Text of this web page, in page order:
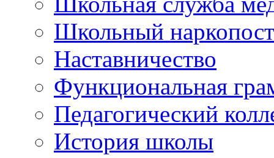
Школьный наркопост
Наставничество
Функциональная
Педагогический
История школы